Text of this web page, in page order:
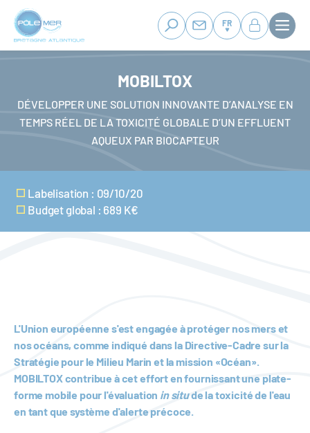
Panneau de gestion des cookies
Aller
contenu
FR
MOBILTOX
DÉVELOPPER UNE SOLUTION INNOVANTE D’ANALYSE EN
TEMPS RÉEL DE LA TOXICITÉ GLOBALE D’UN EFFLUENT
AQUEUX PAR BIOCAPTEUR
Labelisation : 09/10/20
Budget global : 689 K€
L'Union européenne s'est engagée à protéger nos mers et
nos océans, comme indiqué dans la Directive-Cadre sur la
Stratégie pour le Milieu Marin et la mission «Océan».
MOBILTOX contribue à cet effort en fournissant une plate-
forme mobile pour l'évaluation in situde la toxicité de l'eau
en tant que système d'alerte précoce.